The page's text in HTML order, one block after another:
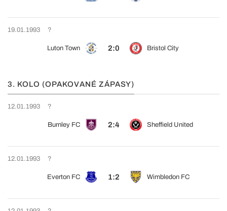
19.01.1993 ?
Luton Town 2:0 Bristol City
3. KOLO (OPAKOVANÉ ZÁPASY)
12.01.1993 ?
Burnley FC 2:4 Sheffield United
12.01.1993 ?
Everton FC 1:2 Wimbledon FC